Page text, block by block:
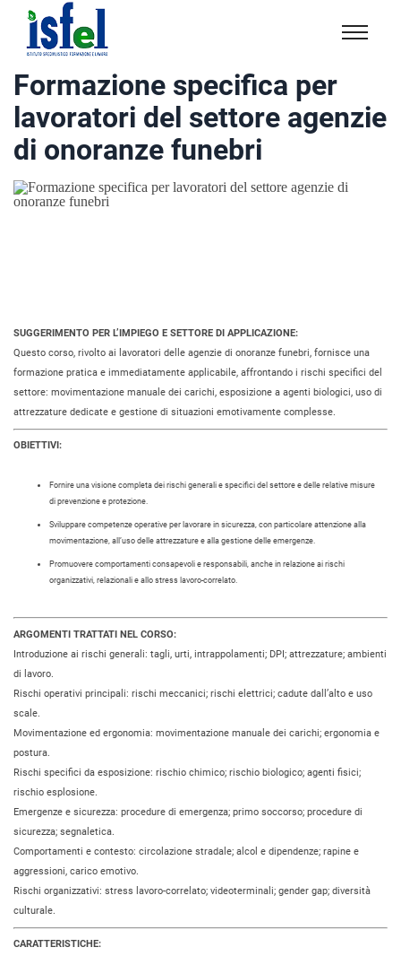
Isfel
Istituto
specialistico
formazione
e
lavoro
Formazione specifica per
lavoratori del settore agenzie
di onoranze funebri
SUGGERIMENTO PER L’IMPIEGO E SETTORE DI APPLICAZIONE:
Questo corso, rivolto ai lavoratori delle agenzie di onoranze funebri, fornisce una
formazione pratica e immediatamente applicabile, affrontando i rischi specifici del
settore: movimentazione manuale dei carichi, esposizione a agenti biologici, uso di
attrezzature dedicate e gestione di situazioni emotivamente complesse.
OBIETTIVI:
Fornire una visione completa dei rischi generali e specifici del settore e delle relative misure
di prevenzione e protezione.
Sviluppare competenze operative per lavorare in sicurezza, con particolare attenzione alla
movimentazione, all’uso delle attrezzature e alla gestione delle emergenze.
Promuovere comportamenti consapevoli e responsabili, anche in relazione ai rischi
organizzativi, relazionali e allo stress lavoro-correlato.
ARGOMENTI TRATTATI NEL CORSO:
Introduzione ai rischi generali: tagli, urti, intrappolamenti; DPI; attrezzature; ambienti
di lavoro.
Rischi operativi principali: rischi meccanici; rischi elettrici; cadute dall’alto e uso
scale.
Movimentazione ed ergonomia: movimentazione manuale dei carichi; ergonomia e
postura.
Rischi specifici da esposizione: rischio chimico; rischio biologico; agenti fisici;
rischio esplosione.
Emergenze e sicurezza: procedure di emergenza; primo soccorso; procedure di
sicurezza; segnaletica.
Comportamenti e contesto: circolazione stradale; alcol e dipendenze; rapine e
aggressioni, carico emotivo.
Rischi organizzativi: stress lavoro-correlato; videoterminali; gender gap; diversità
culturale.
CARATTERISTICHE: